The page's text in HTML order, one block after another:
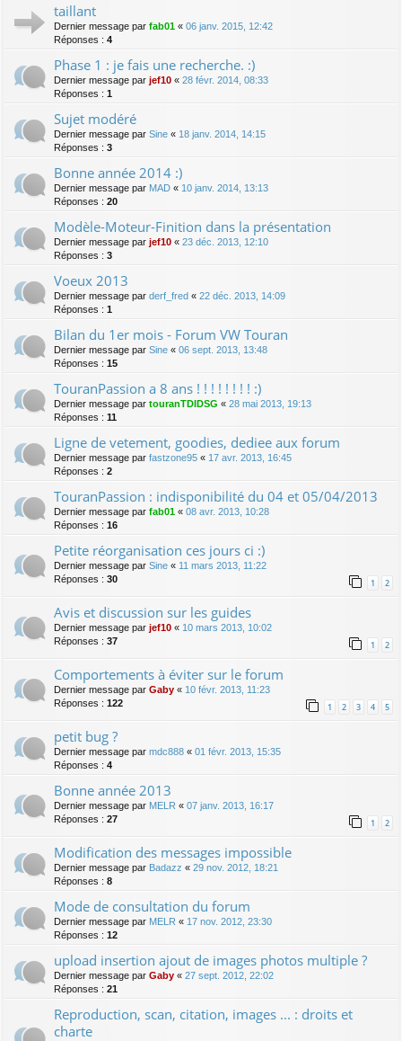
taillant
Dernier message par fab01 « 06 janv. 2015, 12:42
Réponses : 4
Phase 1 : je fais une recherche. :)
Dernier message par jef10 « 28 févr. 2014, 08:33
Réponses : 1
Sujet modéré
Dernier message par Sine « 18 janv. 2014, 14:15
Réponses : 3
Bonne année 2014 :)
Dernier message par MAD « 10 janv. 2014, 13:13
Réponses : 20
Modèle-Moteur-Finition dans la présentation
Dernier message par jef10 « 23 déc. 2013, 12:10
Réponses : 3
Voeux 2013
Dernier message par derf_fred « 22 déc. 2013, 14:09
Réponses : 1
Bilan du 1er mois - Forum VW Touran
Dernier message par Sine « 06 sept. 2013, 13:48
Réponses : 15
TouranPassion a 8 ans ! ! ! ! ! ! ! ! :)
Dernier message par touranTDIDSG « 28 mai 2013, 19:13
Réponses : 11
Ligne de vetement, goodies, dediee aux forum
Dernier message par fastzone95 « 17 avr. 2013, 16:45
Réponses : 2
TouranPassion : indisponibilité du 04 et 05/04/2013
Dernier message par fab01 « 08 avr. 2013, 10:28
Réponses : 16
Petite réorganisation ces jours ci :)
Dernier message par Sine « 11 mars 2013, 11:22
Réponses : 30 1 2
Avis et discussion sur les guides
Dernier message par jef10 « 10 mars 2013, 10:02
Réponses : 37 1 2
Comportements à éviter sur le forum
Dernier message par Gaby « 10 févr. 2013, 11:23
Réponses : 122 1 2 3 4 5
petit bug ?
Dernier message par mdc888 « 01 févr. 2013, 15:35
Réponses : 4
Bonne année 2013
Dernier message par MELR « 07 janv. 2013, 16:17
Réponses : 27 1 2
Modification des messages impossible
Dernier message par Badazz « 29 nov. 2012, 18:21
Réponses : 8
Mode de consultation du forum
Dernier message par MELR « 17 nov. 2012, 23:30
Réponses : 12
upload insertion ajout de images photos multiple ?
Dernier message par Gaby « 27 sept. 2012, 22:02
Réponses : 21
Reproduction, scan, citation, images ... : droits et
charte